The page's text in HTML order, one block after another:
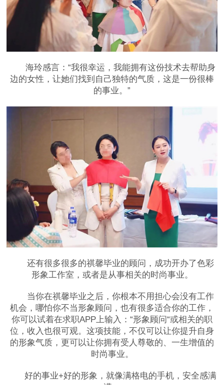
海玲感言：“我很幸运，我能拥有这份技术去帮助身
边的女性，让她们找到自己独特的气质，这是一份很棒
的事业。”
还有很多很多的祺馨毕业的顾问，成功开办了色彩
形象工作室，或者是从事相关的时尚事业。
当你在祺馨毕业之后，你根本不用担心会没有工作
机会，哪怕你不当形象顾问，也有很多适合你的工作，
你可以试着在求职APP上输入：“形象顾问“或相关的职
位，收入也很可观。这项技能，不仅可以让你提升自身
的形象气质，更可以让你拥有受人尊敬的、一生增值的
时尚事业。
好的事业+好的形象，就像满格电的手机，安全感满